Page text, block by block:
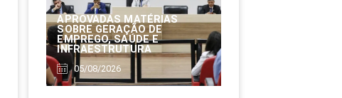
APROVADAS MATÉRIAS
SOBRE GERAÇÃO DE
EMPREGO, SAÚDE E
INFRAESTRUTURA
05/08/2026